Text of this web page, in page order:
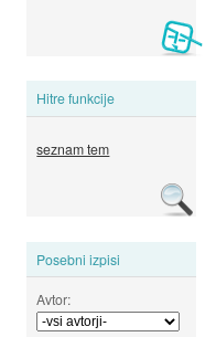
Hitre funkcije
seznam tem
Posebni izpisi
Avtor: